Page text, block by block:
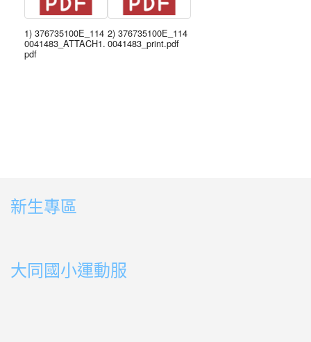
1) 376735100E_114
0041483_ATTACH1.
pdf
2) 376735100E_114
0041483_print.pdf
新生專區
大同國小運動服